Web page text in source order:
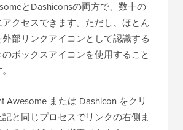
とDashiconsの両方で、数十の
クセスできます。ただし、ほとん
部リンクアイコンとして認識する
ボックスアイコンを使用すること
Awesome または Dashicon をクリ
と同じプロセスでリンクの右側ま